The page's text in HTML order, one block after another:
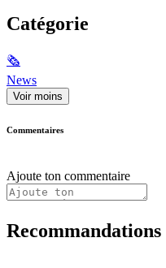
Catégorie
🗞
News
Voir moins
Commentaires
Ajoute ton commentaire
Recommandations